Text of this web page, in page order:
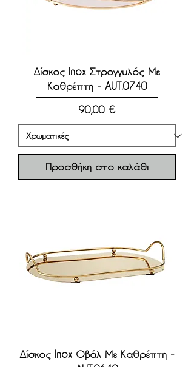
Δίσκος Inox Στρογγυλός Με
Καθρέπτη - AUT.0740
Τιμή
90,00 €
Προσθήκη στο καλάθι
Δίσκος Inox Οβάλ Με Καθρέπτη -